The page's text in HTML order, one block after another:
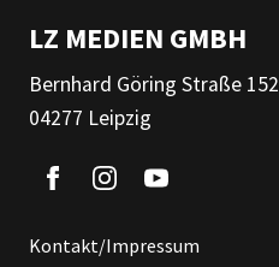
LZ MEDIEN GMBH
Bernhard Göring Straße 152
04277 Leipzig
Kontakt/Impressum